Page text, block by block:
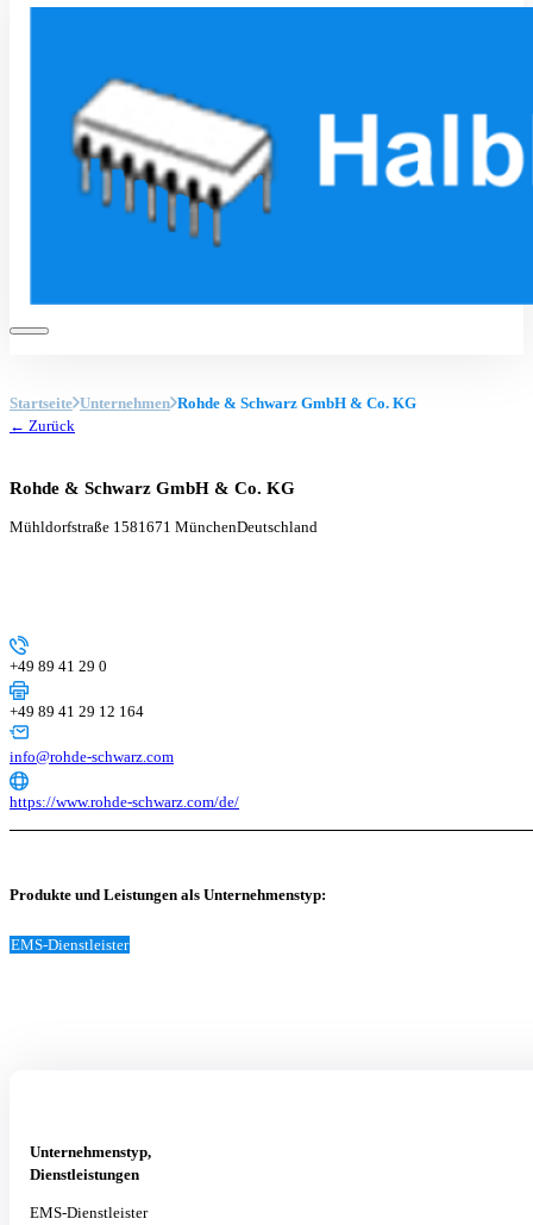
Startseite Unternehmen Rohde & Schwarz GmbH & Co. KG
← Zurück
Rohde & Schwarz GmbH & Co. KG
Mühldorfstraße 1581671 MünchenDeutschland
+49 89 41 29 0
+49 89 41 29 12 164
info@rohde-schwarz.com
https://www.rohde-schwarz.com/de/
Produkte und Leistungen als Unternehmenstyp:
EMS-Dienstleister
Unternehmenstyp,
Dienstleistungen
EMS-Dienstleister